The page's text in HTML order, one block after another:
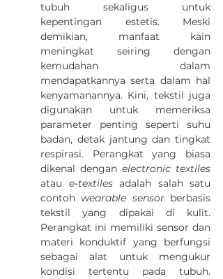
tubuh sekaligus untuk
kepentingan estetis. Meski
demikian, manfaat kain
meningkat seiring dengan
kemudahan dalam
mendapatkannya serta dalam hal
kenyamanannya. Kini, tekstil juga
digunakan untuk memeriksa
parameter penting seperti suhu
badan, detak jantung dan tingkat
respirasi. Perangkat
yang biasa
dikenal dengan
atau e-textiles adalah salah satu
contoh wearable sensor berbasis
tekstil yang dipakai di kulit.
Perangkat ini memiliki sensor dan
materi konduktif yang berfungsi
sebagai alat untuk mengukur
kondisi tertentu pada tubuh.